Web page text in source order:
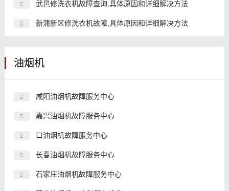
武邑修洗衣机故障查询,具体原因和详细解决方法
新蒲新区修洗衣机故障,具体原因和详细解决方法
油烟机
咸阳油烟机故障服务中心
嘉兴油烟机故障服务中心
口油烟机故障服务中心
长春油烟机故障服务中心
石家庄油烟机故障服务中心